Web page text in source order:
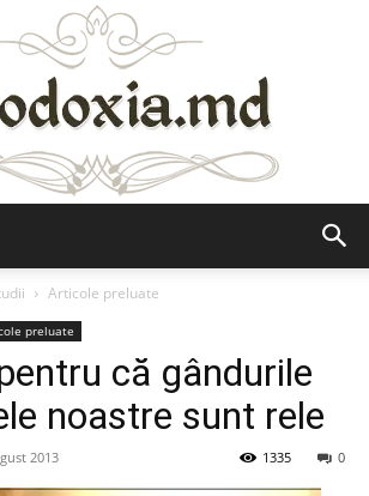
Articole preluate
preluate
că gândurile
noastre sunt rele
2013 0
1335